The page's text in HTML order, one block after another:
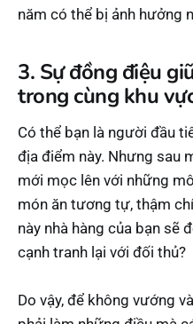
năm có thể bị ảnh hưởng
3. Sự đồng điệu
trong cùng khu
Có thể bạn là người đầu
địa điểm này. Nhưng sau
mới mọc lên với những
món ăn tương tự, thậm
này nhà hàng của bạn sẽ
cạnh tranh lại với đối thủ?
Do vậy, để không vướng